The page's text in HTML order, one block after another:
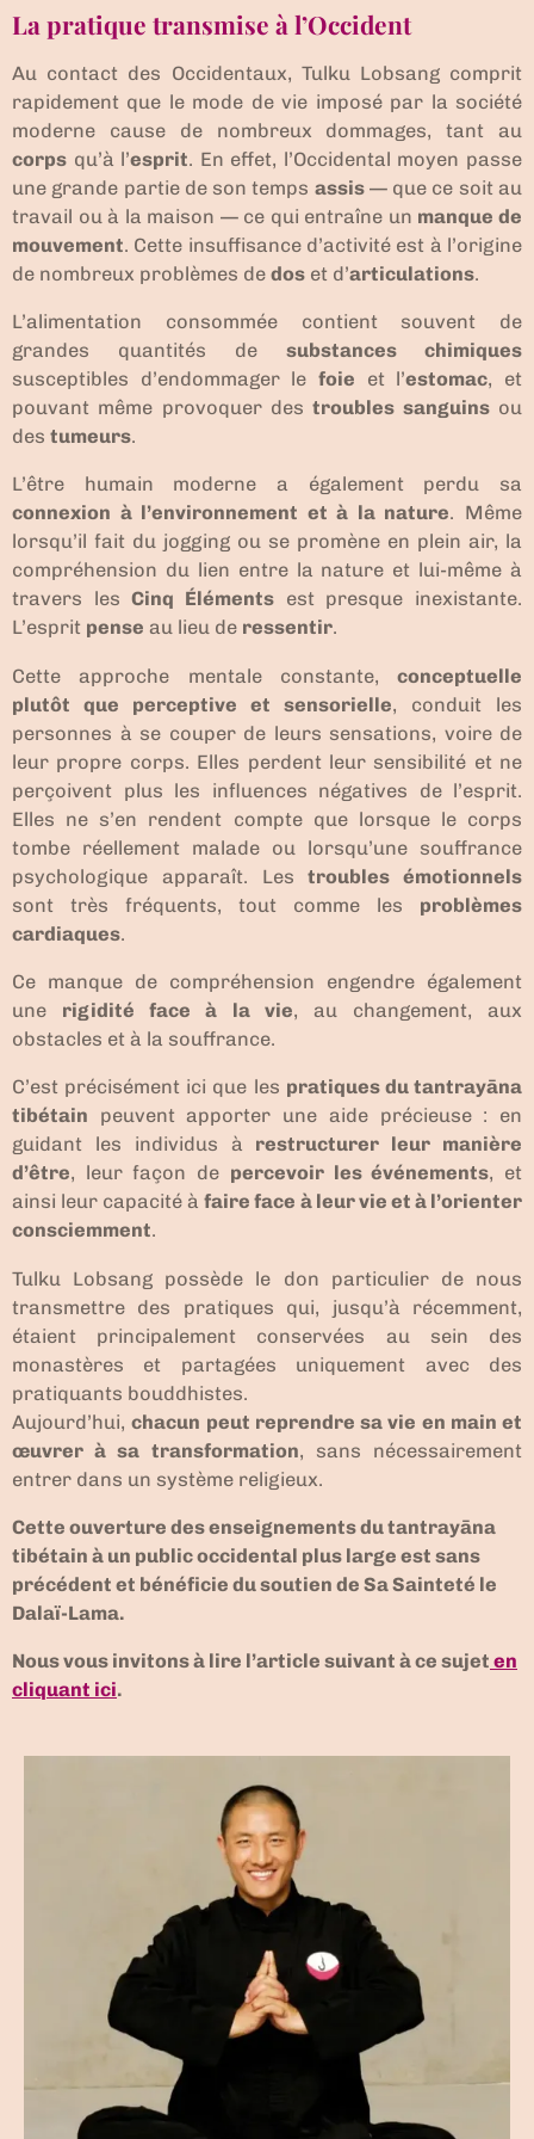
La pratique transmise à l’Occident
Au contact des Occidentaux, Tulku Lobsang comprit
rapidement que le mode de vie imposé par la société
moderne cause de nombreux dommages, tant au
corps qu’à l’esprit. En effet, l’Occidental moyen passe
une grande partie de son temps assis— que ce soit au
travail ou à la maison — ce qui entraîne un manque de
mouvement. Cette insuffisance d’activité est à l’origine
de nombreux problèmes de dos et d’articulations.
L’alimentation consommée contient souvent de
grandes quantités de substances chimiques
susceptibles d’endommager le foie et l’estomac, et
pouvant même provoquer destroubles sanguinsou
des tumeurs.
L’être humain moderne a également perdu sa
connexion à l’environnement et à la nature. Même
lorsqu’il fait du jogging ou se promène en plein air, la
compréhension du lien entre la nature et lui-même à
travers lesCinq Éléments est presque inexistante.
L’esprit pense au lieu de ressentir.
Cette approche mentale constante, conceptuelle
plutôt que perceptive et sensorielle, conduit les
personnes à se couper de leurs sensations, voire de
leur propre corps. Elles perdent leur sensibilité et ne
perçoivent plus les influences négatives de l’esprit.
Elles ne s’en rendent compte que lorsque le corps
tombe réellement malade ou lorsqu’une souffrance
psychologique apparaît. Lestroubles émotionnels
sont très fréquents, tout comme les problèmes
cardiaques.
Ce manque de compréhension engendre également
une rigidité face à la vie, au changement, aux
obstacles et à la souffrance.
C’est précisément ici que les pratiques du tantrayāna
tibétain peuvent apporter une aide précieuse : en
guidant les individus à restructurer leur manière
d’être, leur façon de percevoir les événements, et
ainsi leur capacité àfaire face à leur vie et à l’orienter
consciemment.
Tulku Lobsang possède le don particulier de nous
transmettre des pratiques qui, jusqu’à récemment,
étaient principalement conservées au sein des
monastères et partagées uniquement avec des
pratiquants bouddhistes.
Aujourd’hui,chacun peut reprendre sa vie en main et
œuvrer à sa transformation, sans nécessairement
entrer dans un système religieux.
Cette ouverture des enseignements du tantrayāna
tibétain à un public occidental plus large est sans
précédent et bénéficie du soutien de Sa Sainteté le
Dalaï-Lama.
Nous vous invitons à lire l’article suivant à ce sujet en
cliquant ici.